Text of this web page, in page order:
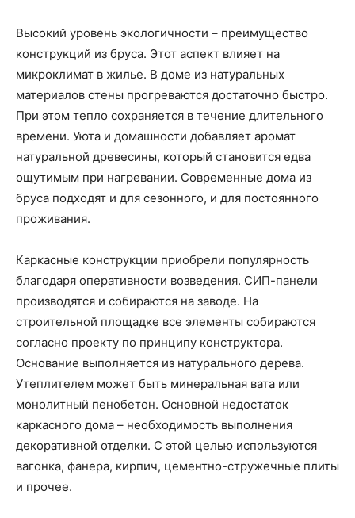
Высокий уровень экологичности – преимущество
конструкций из бруса. Этот аспект влияет на
микроклимат в жилье. В доме из натуральных
материалов стены прогреваются достаточно быстро.
При этом тепло сохраняется в течение длительного
времени. Уюта и домашности добавляет аромат
натуральной древесины, который становится едва
ощутимым при нагревании. Современные дома из
бруса подходят и для сезонного, и для постоянного
проживания.
Каркасные конструкции приобрели популярность
благодаря оперативности возведения. СИП-панели
производятся и собираются на заводе. На
строительной площадке все элементы собираются
согласно проекту по принципу конструктора.
Основание выполняется из натурального дерева.
Утеплителем может быть минеральная вата или
монолитный пенобетон. Основной недостаток
каркасного дома – необходимость выполнения
декоративной отделки. С этой целью используются
вагонка, фанера, кирпич, цементно-стружечные плиты
и прочее.